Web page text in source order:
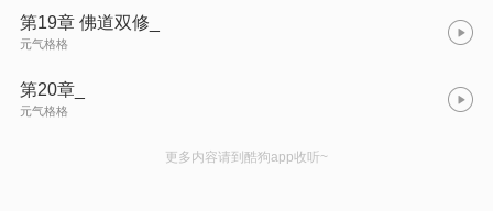
第19章 佛道双修_
元气格格
第20章_
元气格格
更多内容请到酷狗app收听~